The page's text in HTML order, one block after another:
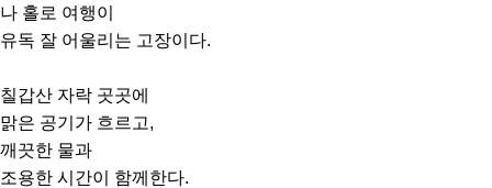
나 홀로 여행이
유독 잘 어울리는 고장이다.
칠갑산 자락 곳곳에
맑은 공기가 흐르고,
깨끗한 물과
조용한 시간이 함께한다.